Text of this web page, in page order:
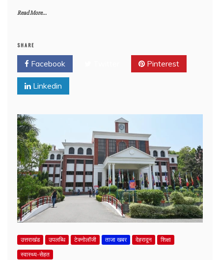
Read More...
SHARE
Facebook Pinterest
Linkedin
उत्तराखंड उपलब्धि टेक्नोलॉजी ताजा खबर देहरादून
शिक्षा
स्वास्थ्य-सेहत